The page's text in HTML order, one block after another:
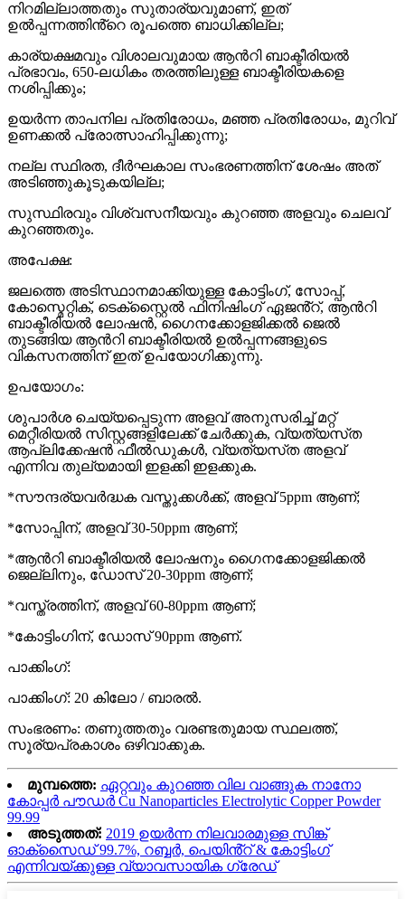
നിറമില്ലാത്തതും സുതാര്യവുമാണ്, ഇത്
ഉൽപ്പന്നത്തിൻ്റെ രൂപത്തെ ബാധിക്കില്ല;
കാര്യക്ഷമവും വിശാലവുമായ ആൻറി ബാക്ടീരിയൽ
പ്രഭാവം, 650-ലധികം തരത്തിലുള്ള ബാക്ടീരിയകളെ
നശിപ്പിക്കും;
ഉയർന്ന താപനില പ്രതിരോധം, മഞ്ഞ പ്രതിരോധം, മുറിവ്
ഉണക്കൽ പ്രോത്സാഹിപ്പിക്കുന്നു;
നല്ല സ്ഥിരത, ദീർഘകാല സംഭരണത്തിന് ശേഷം അത്
അടിഞ്ഞുകൂടുകയില്ല;
സുസ്ഥിരവും വിശ്വസനീയവും കുറഞ്ഞ അളവും ചെലവ്
കുറഞ്ഞതും.
അപേക്ഷ:
ജലത്തെ അടിസ്ഥാനമാക്കിയുള്ള കോട്ടിംഗ്, സോപ്പ്,
കോസ്മെറ്റിക്, ടെക്സ്റ്റൈൽ ഫിനിഷിംഗ് ഏജൻ്റ്, ആൻറി
ബാക്ടീരിയൽ ലോഷൻ, ഗൈനക്കോളജിക്കൽ ജെൽ
തുടങ്ങിയ ആൻറി ബാക്ടീരിയൽ ഉൽപ്പന്നങ്ങളുടെ
വികസനത്തിന് ഇത് ഉപയോഗിക്കുന്നു.
ഉപയോഗം:
ശുപാർശ ചെയ്യപ്പെടുന്ന അളവ് അനുസരിച്ച് മറ്റ്
മെറ്റീരിയൽ സിസ്റ്റങ്ങളിലേക്ക് ചേർക്കുക, വ്യത്യസ്‌ത
ആപ്ലിക്കേഷൻ ഫീൽഡുകൾ, വ്യത്യസ്‌ത അളവ്
എന്നിവ തുല്യമായി ഇളക്കി ഇളക്കുക.
*സൗന്ദര്യവർദ്ധക വസ്തുക്കൾക്ക്, അളവ് 5ppm ആണ്;
*സോപ്പിന്, അളവ് 30-50ppm ആണ്;
*ആൻറി ബാക്ടീരിയൽ ലോഷനും ഗൈനക്കോളജിക്കൽ
ജെല്ലിനും, ഡോസ് 20-30ppm ആണ്;
*വസ്ത്രത്തിന്, അളവ് 60-80ppm ആണ്;
*കോട്ടിംഗിന്, ഡോസ് 90ppm ആണ്.
പാക്കിംഗ്:
പാക്കിംഗ്: 20 കിലോ / ബാരൽ.
സംഭരണം: തണുത്തതും വരണ്ടതുമായ സ്ഥലത്ത്,
സൂര്യപ്രകാശം ഒഴിവാക്കുക.
മുമ്പത്തെ: ഏറ്റവും കുറഞ്ഞ വില വാങ്ങുക നാനോ
കോപ്പർ പൗഡർ Cu Nanoparticles Electrolytic Copper Powder
99.99
അടുത്തത്: 2019 ഉയർന്ന നിലവാരമുള്ള സിങ്ക്
ഓക്സൈഡ് 99.7%, റബ്ബർ, പെയിൻ്റ് & കോട്ടിംഗ്
എന്നിവയ്ക്കുള്ള വ്യാവസായിക ഗ്രേഡ്